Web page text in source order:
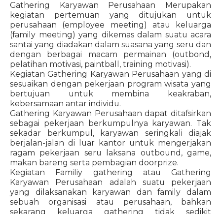
Gathering Karyawan Perusahaan Merupakan
kegiatan pertemuan yang ditujukan untuk
perusahaan (employee meeting) atau keluarga
(family meeting) yang dikemas dalam suatu acara
santai yang diadakan dalam suasana yang seru dan
dengan berbagai macam permainan (outbond,
pelatihan motivasi, paintball, training motivasi).
Kegiatan Gathering Karyawan Perusahaan yang di
sesuaikan dengan pekerjaan program wisata yang
bertujuan untuk membina keakraban,
kebersamaan antar individu.
Gathering Karyawan Perusahaan dapat ditafsirkan
sebagai pekerjaan berkumpulnya karyawan. Tak
sekadar berkumpul, karyawan seringkali diajak
berjalan-jalan di luar kantor untuk mengerjakan
ragam pekerjaan seru laksana outbound, game,
makan bareng serta pembagian doorprize.
Kegiatan Familiy gathering atau Gathering
Karyawan Perusahaan adalah suatu pekerjaan
yang dilaksanakan karyawan dan family dalam
sebuah organisasi atau perusahaan, bahkan
sekarang keluarga gathering tidak sedikit